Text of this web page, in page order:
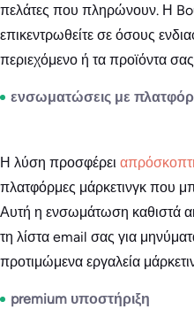
πελάτες που πληρώνουν. Η
επικεντρωθείτε σε όσους
περιεχόμενο ή τα προϊόντα
ενσωματώσεις με
Η λύση προσφέρει
πλατφόρμες μάρκετινγκ που
Αυτή η ενσωμάτωση καθιστά
τη λίστα email σας για
προτιμώμενα εργαλεία
premium υποστήριξη